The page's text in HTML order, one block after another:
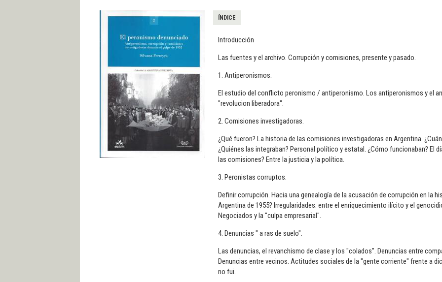
ÍNDICE
Introducción
Las fuentes y el archivo. Corrupción y comisiones, presente y pasado.
1. Antiperonismos.
El estudio del conflicto peronismo / antiperonismo. Los antiperonismos y el
"revolucion liberadora".
2. Comisiones investigadoras.
¿Qué fueron? La historia de las comisiones investigadoras en Argentina.
¿Quiénes las integraban? Personal político y estatal. ¿Cómo funcionaban? El
las comisiones? Entre la justicia y la política.
3. Peronistas corruptos.
Definir corrupción. Hacia una genealogía de la acusación de corrupción en la
Argentina de 1955? Irregularidades: entre el enriquecimiento ilícito y el
Negociados y la "culpa empresarial".
4. Denuncias " a ras de suelo".
Las denuncias, el revanchismo de clase y los "colados". Denuncias entre
Denuncias entre vecinos. Actitudes sociales de la "gente corriente" frente a
no fui.